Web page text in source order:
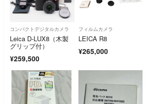
コンパクトデジタルカメラ
Leica D-LUX8（木製
グリップ付）
¥259,500
フィルムカメラ
LEICA R8
¥265,000